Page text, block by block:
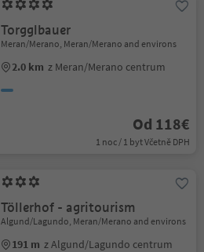
Torgglbauer
Meran/Merano, Meran/Merano and environs
2.0 km z Meran/Merano centrum
Od 118€
1 noc / 1 byt Včetně DPH
Töllerhof - agritourism
Algund/Lagundo, Meran/Merano and environs
191 m z Algund/Lagundo centrum